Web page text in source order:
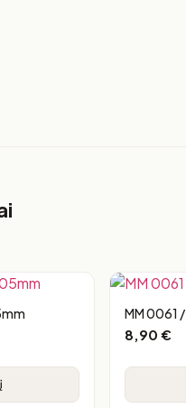
MM 0061
8,90 €